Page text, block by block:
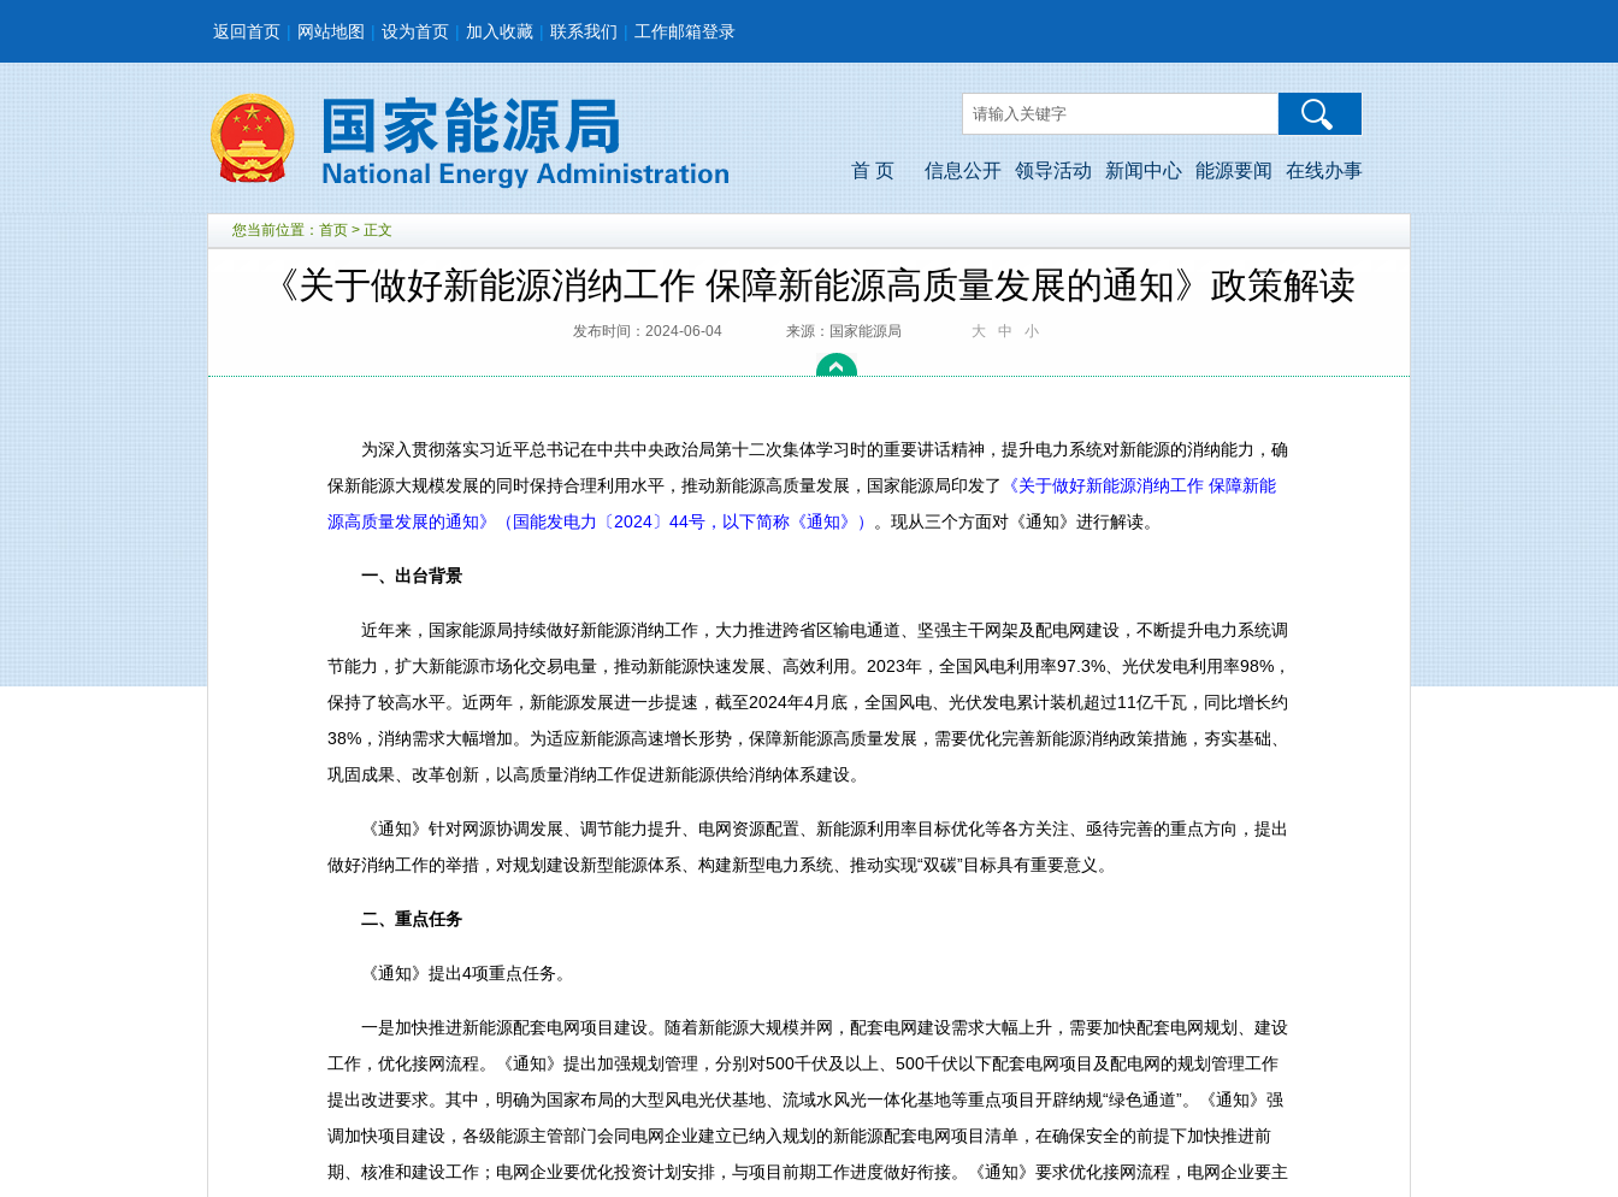
返回首页 | 网站地图 | 设为首页 | 加入收藏 | 联系我们 | 工作邮箱登录
首 页 信息公开 领导活动 新闻中心 能源要闻 在线办事
您当前位置： 首页 > 正文
《关于做好新能源消纳工作 保障新能源高质量发展的通知》政策解读
发布时间：2024-06-04 来源：国家能源局 大 中 小
为深入贯彻落实习近平总书记在中共中央政治局第十二次集体学习时的重要讲话精神，提升电力系统对新能源的消纳能力，确
保新能源大规模发展的同时保持合理利用水平，推动新能源高质量发展，国家能源局印发了
《关于做好新能源消纳工作 保障新能
源高质量发展的通知》（国能发电力〔2024〕44号，以下简称《通知》）
。现从三个方面对《通知》进行解读。
一、出台背景
近年来，国家能源局持续做好新能源消纳工作，大力推进跨省区输电通道、坚强主干网架及配电网建设，不断提升电力系统调
节能力，扩大新能源市场化交易电量，推动新能源快速发展、高效利用。2023年，全国风电利用率97.3%、光伏发电利用率98%，
保持了较高水平。近两年，新能源发展进一步提速，截至2024年4月底，全国风电、光伏发电累计装机超过11亿千瓦，同比增长约
38%，消纳需求大幅增加。为适应新能源高速增长形势，保障新能源高质量发展，需要优化完善新能源消纳政策措施，夯实基础、
巩固成果、改革创新，以高质量消纳工作促进新能源供给消纳体系建设。
《通知》针对网源协调发展、调节能力提升、电网资源配置、新能源利用率目标优化等各方关注、亟待完善的重点方向，提出
做好消纳工作的举措，对规划建设新型能源体系、构建新型电力系统、推动实现“双碳”目标具有重要意义。
二、重点任务
《通知》提出4项重点任务。
一是加快推进新能源配套电网项目建设。随着新能源大规模并网，配套电网建设需求大幅上升，需要加快配套电网规划、建设
工作，优化接网流程。《通知》提出加强规划管理，分别对500千伏及以上、500千伏以下配套电网项目及配电网的规划管理工作
提出改进要求。其中，明确为国家布局的大型风电光伏基地、流域水风光一体化基地等重点项目开辟纳规“绿色通道”。《通知》强
调加快项目建设，各级能源主管部门会同电网企业建立已纳入规划的新能源配套电网项目清单，在确保安全的前提下加快推进前
期、核准和建设工作；电网企业要优化投资计划安排，与项目前期工作进度做好衔接。《通知》要求优化接网流程，电网企业要主